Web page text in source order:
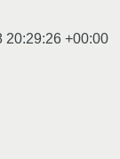
20:29:26 +00:00